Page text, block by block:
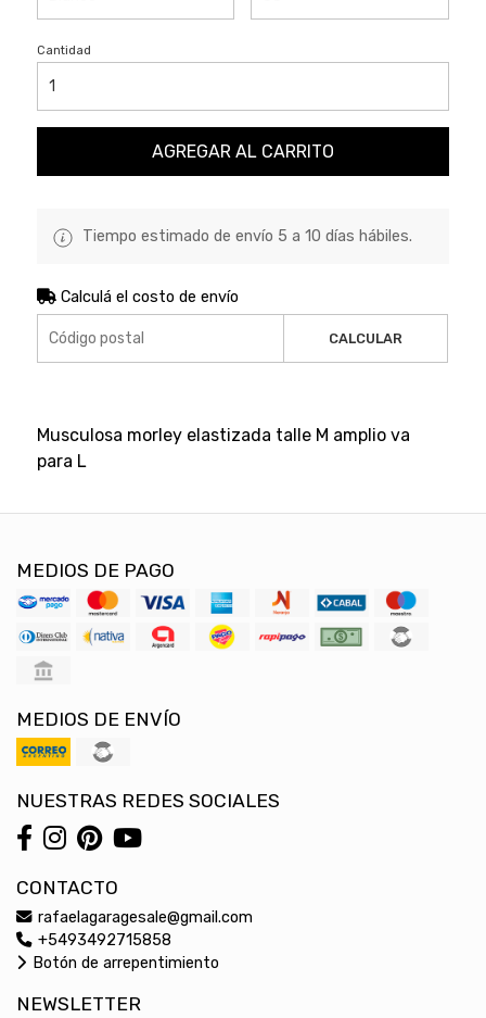
Cantidad
AGREGAR AL CARRITO
Tiempo estimado de envío 5 a 10 días hábiles.
Calculá el costo de envío
CALCULAR
Musculosa morley elastizada talle M amplio va
para L
MEDIOS DE PAGO
MEDIOS DE ENVÍO
NUESTRAS REDES SOCIALES
CONTACTO
rafaelagaragesale@gmail.com
+5493492715858
Botón de arrepentimiento
NEWSLETTER